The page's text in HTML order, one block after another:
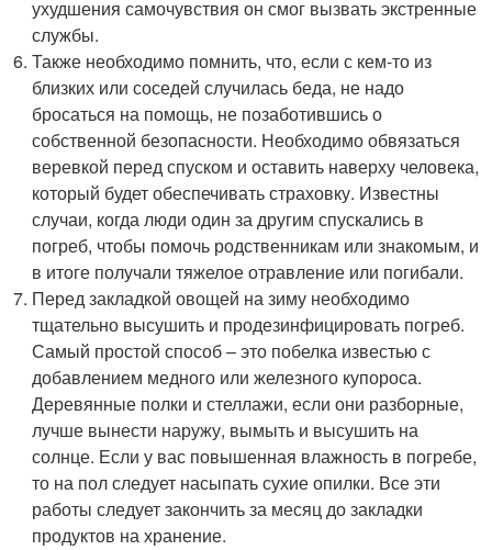
ухудшения самочувствия он смог вызвать экстренные
службы.
Также необходимо помнить, что, если с кем-то из
близких или соседей случилась беда, не надо
бросаться на помощь, не позаботившись о
собственной безопасности. Необходимо обвязаться
веревкой перед спуском и оставить наверху человека,
который будет обеспечивать страховку. Известны
случаи, когда люди один за другим спускались в
погреб, чтобы помочь родственникам или знакомым, и
в итоге получали тяжелое отравление или погибали.
Перед закладкой овощей на зиму необходимо
тщательно высушить и продезинфицировать погреб.
Самый простой способ – это побелка известью с
добавлением медного или железного купороса.
Деревянные полки и стеллажи, если они разборные,
лучше вынести наружу, вымыть и высушить на
солнце. Если у вас повышенная влажность в погребе,
то на пол следует насыпать сухие опилки. Все эти
работы следует закончить за месяц до закладки
продуктов на хранение.